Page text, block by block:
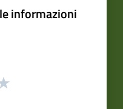
informazioni